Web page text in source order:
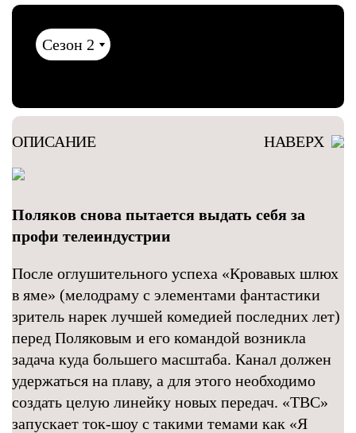
ОПИСАНИЕ НАВЕРХ
Поляков снова пытается выдать себя за
профи телеиндустрии
После оглушительного успеха «Кровавых шлюх
в яме» (мелодраму с элементами фантастики
зритель нарек лучшей комедией последних лет)
перед Поляковым и его командой возникла
задача куда большего масштаба. Канал должен
удержаться на плаву, а для этого необходимо
создать целую линейку новых передач. «ТВС»
запускает ток-шоу с такими темами как «Я